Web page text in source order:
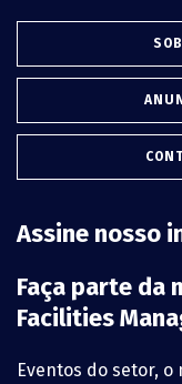
Assine nosso
Faça parte da
Facilities
Eventos do setor,